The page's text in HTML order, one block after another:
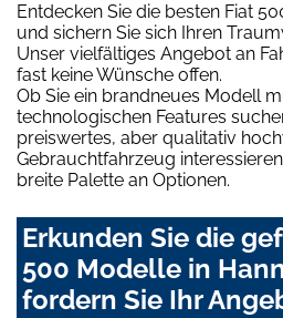
Entdecken Sie die besten Fiat
und sichern Sie sich Ihren
Unser vielfältiges Angebot an
fast keine Wünsche offen.
Ob Sie ein brandneues Modell
technologischen Features
preiswertes, aber qualitativ
Gebrauchtfahrzeug
breite Palette an Optionen.
Erkunden Sie die
500 Modelle in
fordern Sie Ihr